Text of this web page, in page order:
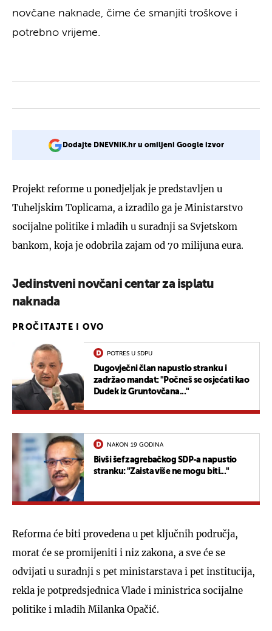
novčane naknade, čime će smanjiti troškove i
potrebno vrijeme.
Dodajte DNEVNIK.hr u omiljeni Google izvor
Projekt reforme u ponedjeljak je predstavljen u
Tuheljskim Toplicama, a izradilo ga je Ministarstvo
socijalne politike i mladih u suradnji sa Svjetskom
bankom, koja je odobrila zajam od 70 milijuna eura.
Jedinstveni novčani centar za isplatu
naknada
PROČITAJTE I OVO
POTRES U SDPU
Dugovječni član napustio stranku i
zadržao mandat: "Počneš se osjećati kao
Dudek iz Gruntovčana..."
NAKON 19 GODINA
Bivši šef zagrebačkog SDP-a napustio
stranku: "Zaista više ne mogu biti..."
Reforma će biti provedena u pet ključnih područja,
morat će se promijeniti i niz zakona, a sve će se
odvijati u suradnji s pet ministarstava i pet institucija,
rekla je potpredsjednica Vlade i ministrica socijalne
politike i mladih Milanka Opačić.